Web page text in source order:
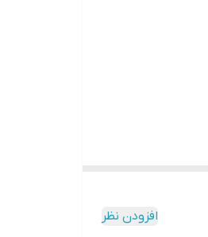
افزودن نظر